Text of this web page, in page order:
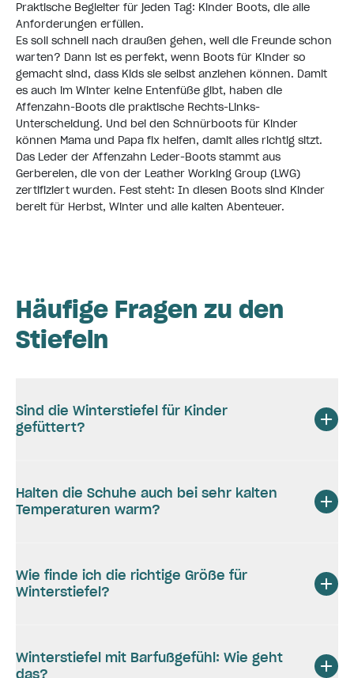
Praktische Begleiter für jeden Tag: Kinder Boots, die alle
Anforderungen erfüllen.
Es soll schnell nach draußen gehen, weil die Freunde schon
warten? Dann ist es perfekt, wenn Boots für Kinder so
gemacht sind, dass Kids sie selbst anziehen können. Damit
es auch im Winter keine Entenfüße gibt, haben die
Affenzahn-Boots die praktische Rechts-Links-
Unterscheidung. Und bei den Schnürboots für Kinder
können Mama und Papa fix helfen, damit alles richtig sitzt.
Das Leder der Affenzahn Leder-Boots stammt aus
Gerbereien, die von der Leather Working Group (LWG)
zertifiziert wurden. Fest steht: In diesen Boots sind Kinder
bereit für Herbst, Winter und alle kalten Abenteuer.
Häufige Fragen zu den
Stiefeln
Sind die Winterstiefel für Kinder
gefüttert?
Halten die Schuhe auch bei sehr kalten
Temperaturen warm?
Wie finde ich die richtige Größe für
Winterstiefel?
Winterstiefel mit Barfußgefühl: Wie geht
das?